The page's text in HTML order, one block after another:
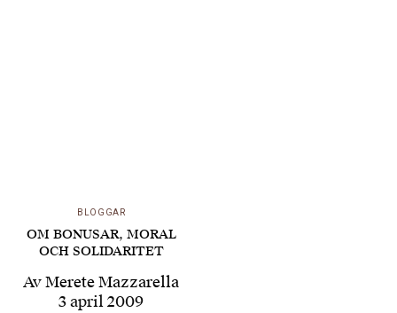
BLOGGAR
OM BONUSAR, MORAL
OCH SOLIDARITET
AvMerete Mazzarella
3 april 2009